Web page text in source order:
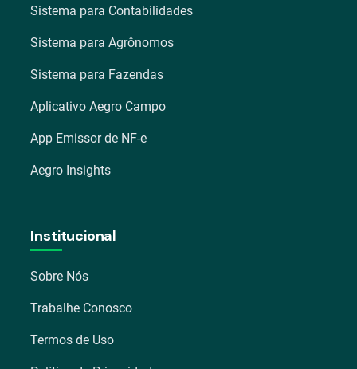
Sistema para Contabilidades
Sistema para Agrônomos
Sistema para Fazendas
Aplicativo Aegro Campo
App Emissor de NF-e
Aegro Insights
Institucional
Sobre Nós
Trabalhe Conosco
Termos de Uso